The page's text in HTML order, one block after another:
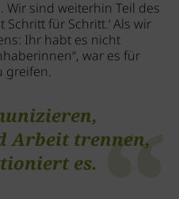
sind weiterhin Teil des
für Schritt.‘ Als wir
Ihr habt es nicht
war es für
greifen.
Arbeit trennen,
es.